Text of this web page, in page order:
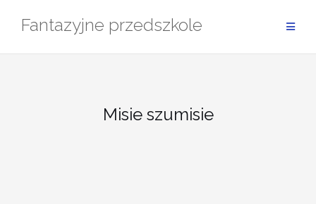
Fantazyjne przedszkole
Misie szumisie